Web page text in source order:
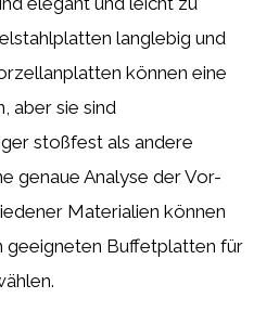
langlebig und
können eine
aber sie sind
stoßfest als andere
genaue Analyse der Vor-
Materialien können
geeigneten Buffetplatten für